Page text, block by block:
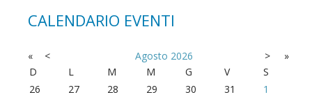
CALENDARIO EVENTI
« < Agosto 2026 >
»
D
L M M G V
S
26
27 28 29 30 31
1